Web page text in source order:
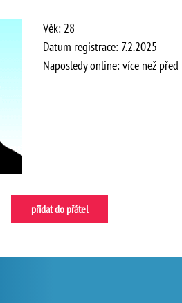
Věk: 28
Datum registrace: 7.2.2025
Naposledy online: více než před
přidat do přátel